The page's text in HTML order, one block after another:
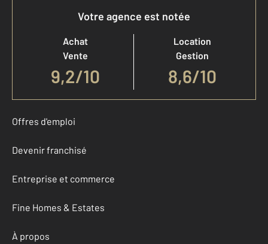
Votre agence est notée
Achat
Vente
9,2/10
Location
Gestion
8,6/10
Offres d'emploi
Devenir franchisé
Entreprise et commerce
Fine Homes & Estates
À propos